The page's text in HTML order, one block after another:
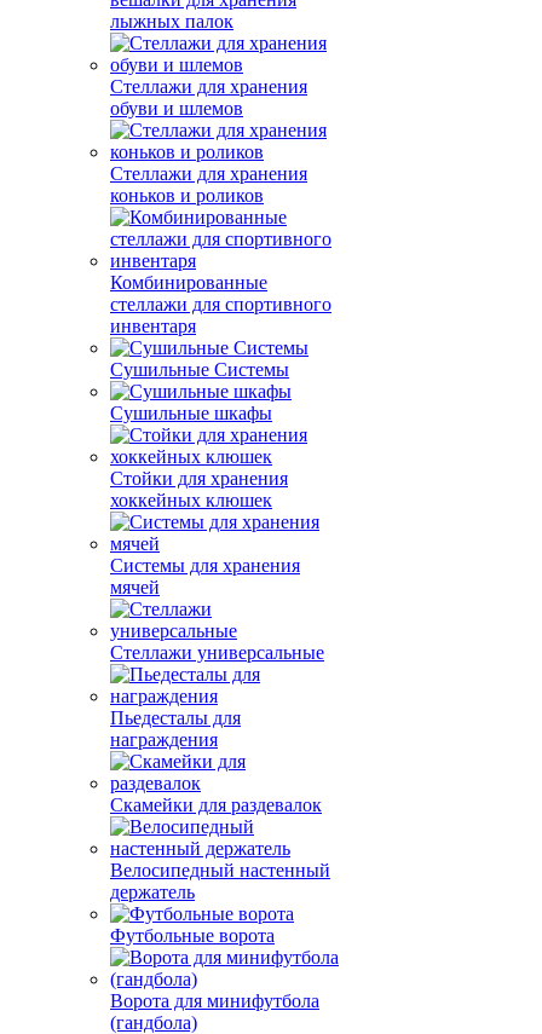
лыжных палок
Стеллажи для хранения
обуви и шлемов
Стеллажи для хранения
коньков и роликов
Комбинированные
стеллажи для спортивного
инвентаря
Сушильные Системы
Сушильные шкафы
Стойки для хранения
хоккейных клюшек
Системы для хранения
мячей
Стеллажи универсальные
Пьедесталы для
награждения
Скамейки для раздевалок
Велосипедный настенный
держатель
Футбольные ворота
Ворота для минифутбола
(гандбола)